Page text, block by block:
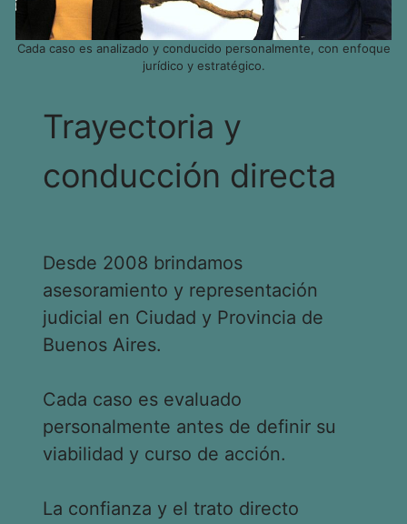
Cada caso es analizado y conducido personalmente, con enfoque
jurídico y estratégico.
Trayectoria y
conducción directa
Desde 2008 brindamos
asesoramiento y representación
judicial en Ciudad y Provincia de
Buenos Aires.
Cada caso es evaluado
personalmente antes de definir su
viabilidad y curso de acción.
La confianza y el trato directo